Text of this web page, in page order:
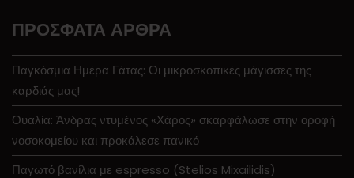
ΠΡΌΣΦΑΤΑ ΆΡΘΡΑ
Παγκόσμια Ημέρα Γάτας: Οι μικροσκοπικές μάγισσες της
καρδιάς μας!
Ουαλία: Άνδρας ντυμένος «Χάρος» σκαρφάλωσε στην οροφή
νοσοκομείου και προκάλεσε πανικό
Παγωτό βανίλια με espresso (Stelios Mixailidis)